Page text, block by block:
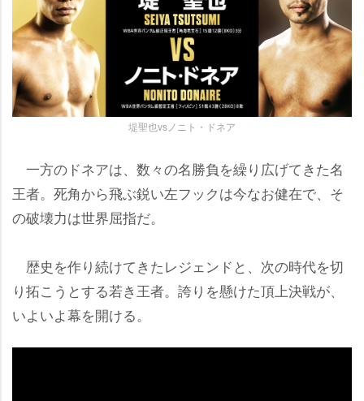
堤聖也vsノニト・ドネア
一方のドネアは、数々の名勝負を繰り広げてきた名
王者。死角から飛ぶ鋭い左フックは今なお健在で、そ
の破壊力は世界屈指だ。
歴史を作り続けてきたレジェンドと、次の時代を切
り拓こうとする若き王者。誇りを懸けた頂上決戦が、
いよいよ幕を開ける。